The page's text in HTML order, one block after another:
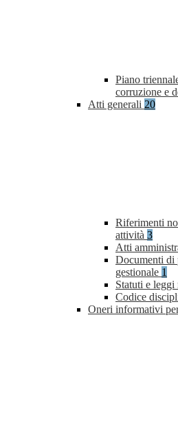
Piano
corruzione e
Atti generali 20
Riferimenti
attività 3
Atti
Documenti di
gestionale 1
Statuti e leggi
Codice
Oneri informativi